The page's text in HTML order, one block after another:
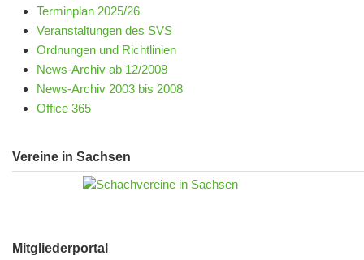
Terminplan 2025/26
Veranstaltungen des SVS
Ordnungen und Richtlinien
News-Archiv ab 12/2008
News-Archiv 2003 bis 2008
Office 365
Vereine in Sachsen
Mitgliederportal